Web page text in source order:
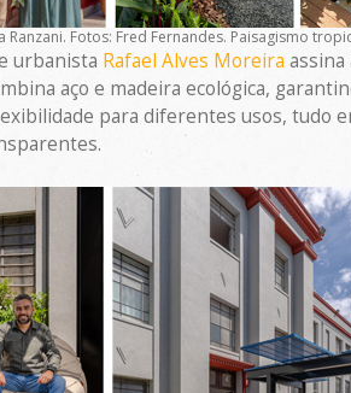
Ranzani. Fotos: Fred Fernandes. Paisagismo
urbanista Rafael Alves Moreira
aço e madeira ecológica,
para diferentes usos, tudo